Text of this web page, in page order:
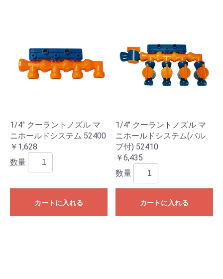
1/4" クーラントノズル マ
ニホールドシステム 52400
￥1,628
数量
カートに入れる
1/4" クーラントノズル マ
ニホールドシステム(バル
ブ付) 52410
￥6,435
数量
カートに入れる